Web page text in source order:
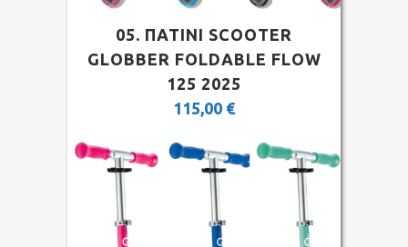
05. ΠΑΤΙΝΙ SCOOTER
GLOBBER FOLDABLE FLOW
125 2025
115,00 €